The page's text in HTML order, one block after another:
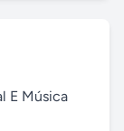
E Música